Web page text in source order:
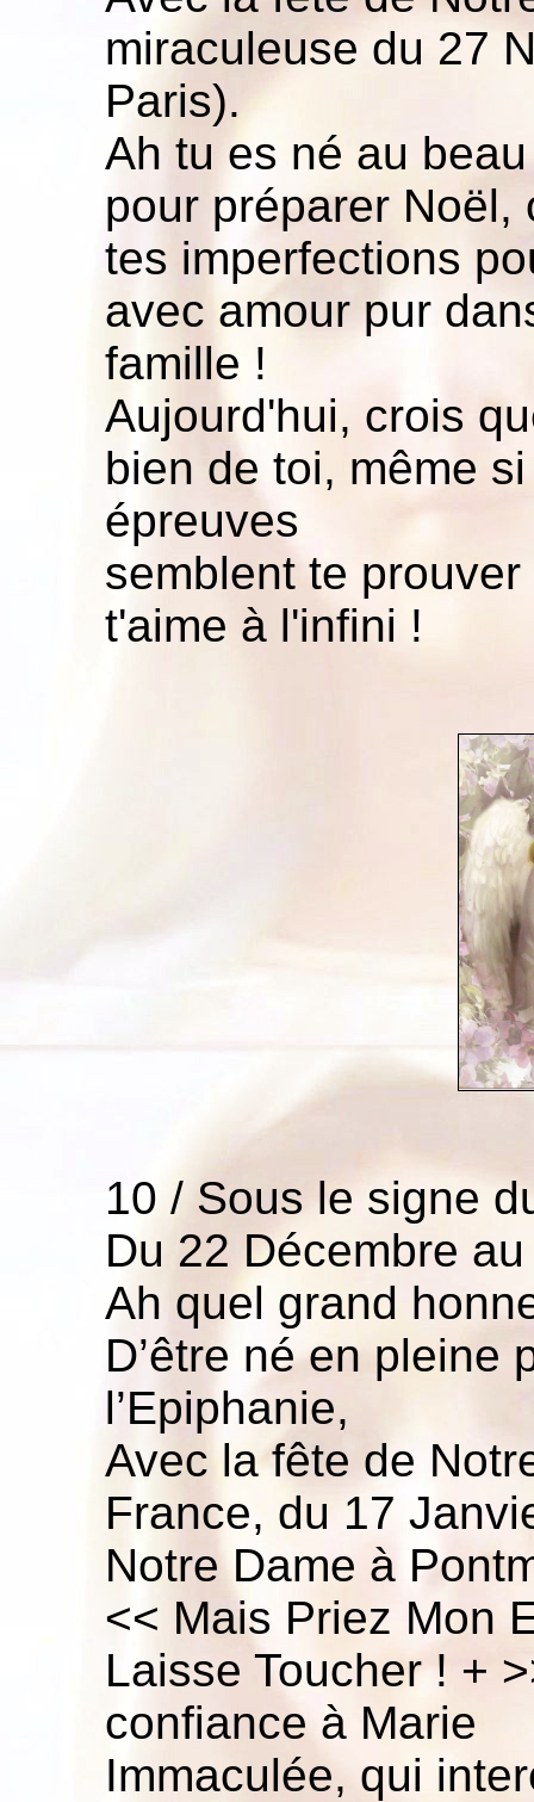
miraculeuse du 27
Paris).
Ah tu es né au
pour préparer
tes imperfections
avec amour pur
famille !
Aujourd'hui, crois
bien de toi, même
épreuves
semblent te
t'aime à l'infini !
10 / Sous le signe
Du 22 Décembre
Ah quel grand
D’être né en pleine
l’Epiphanie,
Avec la fête de
France, du 17
Notre Dame à
<< Mais Priez Mon
Laisse Toucher ! +
confiance à Marie
Immaculée, qui